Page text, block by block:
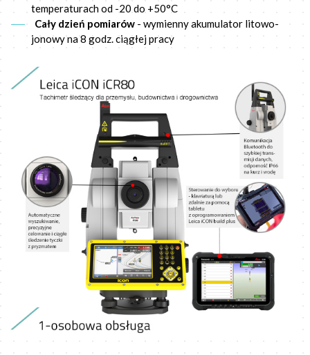
temperaturach od -20 do +50°C
Cały dzień pomiarów - wymienny akumulator litowo-
jonowy na 8 godz. ciągłej pracy